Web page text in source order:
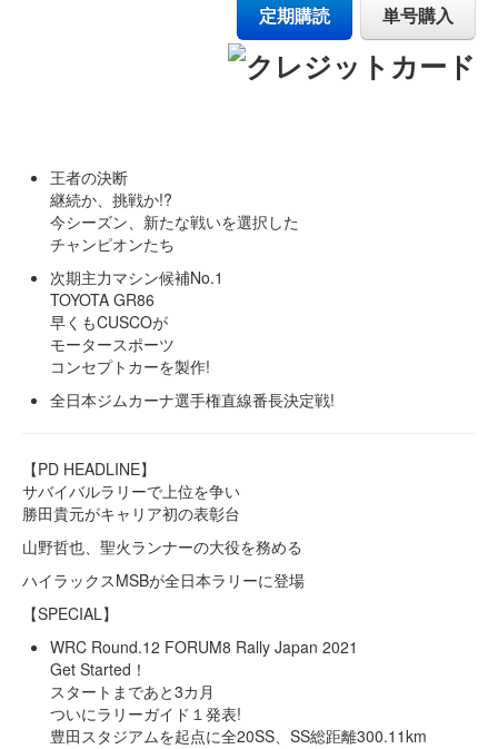
定期購読 単号購入
王者の決断
継続か、挑戦か!?
今シーズン、新たな戦いを選択した
チャンピオンたち
次期主力マシン候補No.1
TOYOTA GR86
早くもCUSCOが
モータースポーツ
コンセプトカーを製作!
全日本ジムカーナ選手権直線番長決定戦!
【PD HEADLINE】
サバイバルラリーで上位を争い
勝田貴元がキャリア初の表彰台
山野哲也、聖火ランナーの大役を務める
ハイラックスMSBが全日本ラリーに登場
【SPECIAL】
WRC Round.12 FORUM8 Rally Japan 2021
Get Started！
スタートまであと3カ月
ついにラリーガイド１発表!
豊田スタジアムを起点に全20SS、SS総距離300.11km